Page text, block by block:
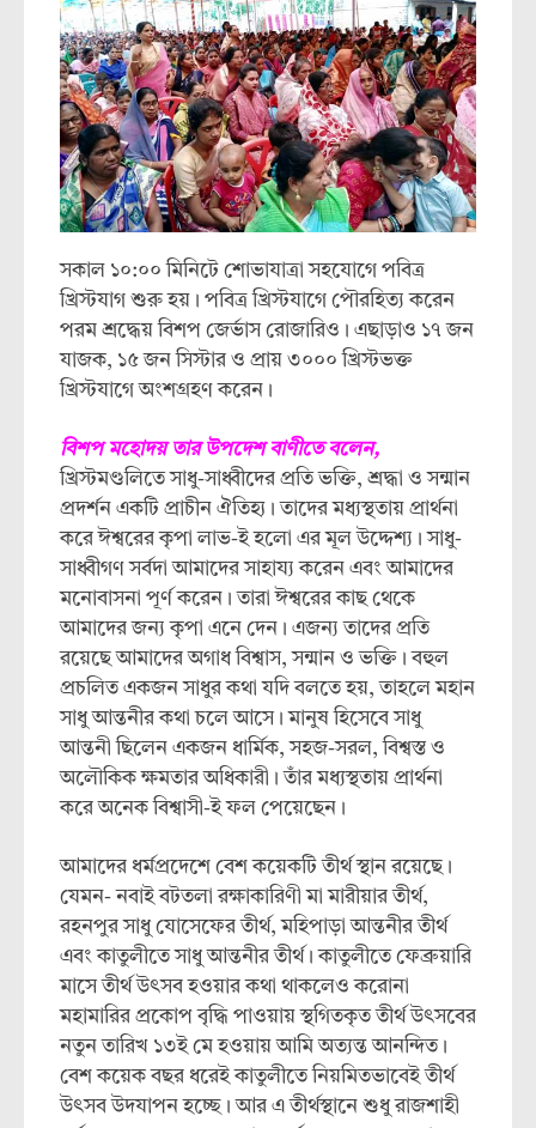
সকাল ১০:০০ মিনিটে শোভাযাত্রা সহযোগে পবিত্র
খ্রিস্টযাগ শুরু হয়। পবিত্র খ্রিস্টযাগে পৌরহিত্য করেন
পরম শ্রদ্ধেয় বিশপ জের্ভাস রোজারিও। এছাড়াও ১৭ জন
যাজক, ১৫ জন সিস্টার ও প্রায় ৩০০০ খ্রিস্টভক্ত
খ্রিস্টযাগে অংশগ্রহণ করেন।
বিশপ মহোদয় তার উপদেশ বাণীতে বলেন,
খ্রিস্টমণ্ডলিতে সাধু-সাধ্বীদের প্রতি ভক্তি, শ্রদ্ধা ও সন্মান
প্রদর্শন একটি প্রাচীন ঐতিহ্য। তাদের মধ্যস্থতায় প্রার্থনা
করে ঈশ্বরের কৃপা লাভ-ই হলো এর মূল উদ্দেশ্য। সাধু-
সাধ্বীগণ সর্বদা আমাদের সাহায্য করেন এবং আমাদের
মনোবাসনা পূর্ণ করেন। তারা ঈশ্বরের কাছ থেকে
আমাদের জন্য কৃপা এনে দেন। এজন্য তাদের প্রতি
রয়েছে আমাদের অগাধ বিশ্বাস, সন্মান ও ভক্তি। বহুল
প্রচলিত একজন সাধুর কথা যদি বলতে হয়, তাহলে মহান
সাধু আন্তনীর কথা চলে আসে। মানুষ হিসেবে সাধু
আন্তনী ছিলেন একজন ধার্মিক, সহজ-সরল, বিশ্বস্ত ও
অলৌকিক ক্ষমতার অধিকারী। তাঁর মধ্যস্থতায় প্রার্থনা
করে অনেক বিশ্বাসী-ই ফল পেয়েছেন।
আমাদের ধর্মপ্রদেশে বেশ কয়েকটি তীর্থ স্থান রয়েছে।
যেমন- নবাই বটতলা রক্ষাকারিণী মা মারীয়ার তীর্থ,
রহনপুর সাধু যোসেফের তীর্থ, মহিপাড়া আন্তনীর তীর্থ
এবং কাতুলীতে সাধু আন্তনীর তীর্থ। কাতুলীতে ফেব্রুয়ারি
মাসে তীর্থ উৎসব হওয়ার কথা থাকলেও করোনা
মহামারির প্রকোপ বৃদ্ধি পাওয়ায় স্থগিতকৃত তীর্থ উৎসবের
নতুন তারিখ ১৩ই মে হওয়ায় আমি অত্যন্ত আনন্দিত।
বেশ কয়েক বছর ধরেই কাতুলীতে নিয়মিতভাবেই তীর্থ
উৎসব উদযাপন হচ্ছে। আর এ তীর্থস্থানে শুধু রাজশাহী